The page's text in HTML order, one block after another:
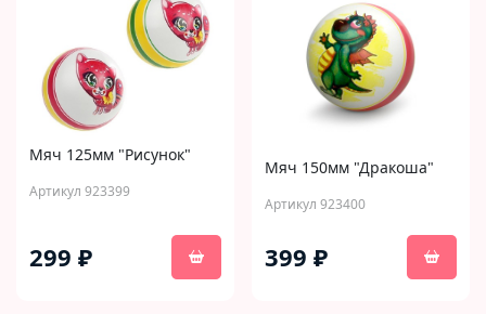
Мяч 125мм "Рисунок"
Артикул 923399
299 ₽
Мяч 150мм "Дракоша"
Артикул 923400
399 ₽